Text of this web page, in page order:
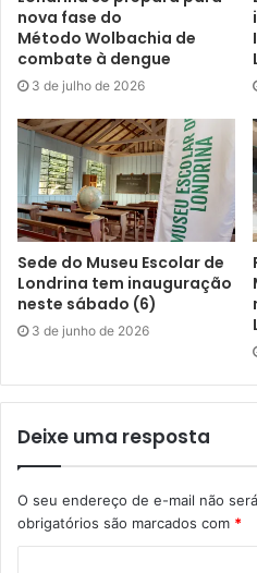
projeto estão previstas para
periodicamente, ao longo de
contrapartida aos produtores
cada filme convidado, o
a exibi-los comercialmente,
pelo período de uma semana.
Texto: Assessoria de
Gostei
nova fase do
Método Wolbachia de
combate à dengue
3 de julho de 2026
Sede do Museu Escolar de
Londrina tem inauguração
neste sábado (6)
3 de junho de 2026
Deixe uma resposta
O seu endereço de e-mail não
obrigatórios são marcados com *